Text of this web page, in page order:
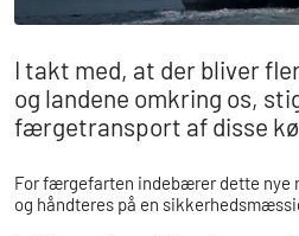
I takt med, at der bliver
og landene omkring os,
færgetransport af disse
For færgefarten indebærer dette nye
og håndteres på en